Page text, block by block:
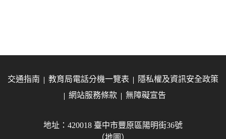
交通指南 教育局電話分機一覽表
隱私權及資訊安全政策
網站服務條款
無障礙宣告
地址：420018 臺中市豐原區陽明街36號